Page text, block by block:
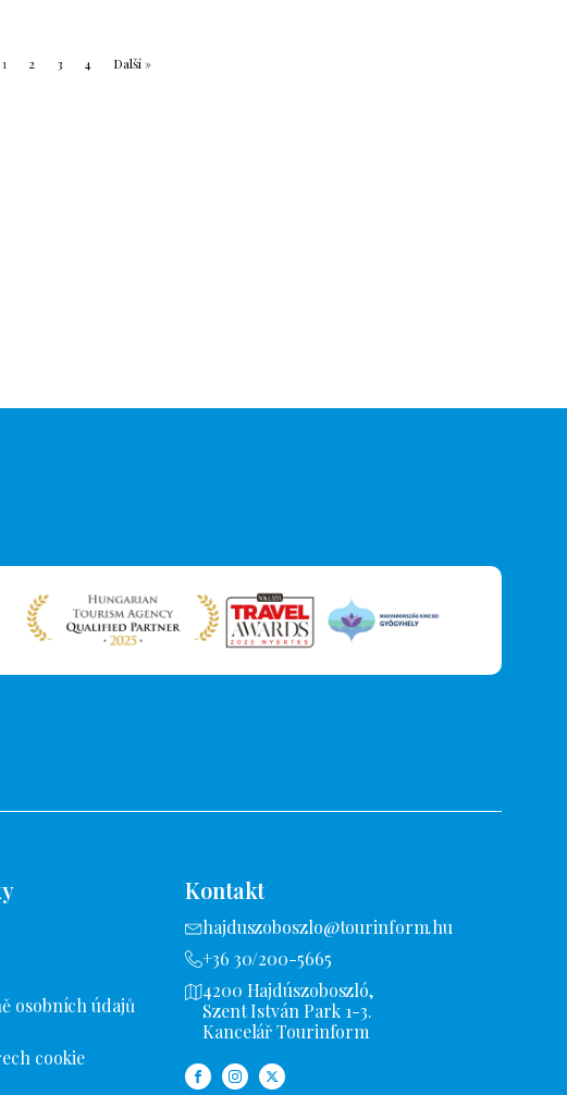
1 2 3 4 Další »
osobních údajů
cookie
Kontakt
hajduszoboszlo@tourinform.hu
+36 30/200-5665
4200 Hajdúszoboszló,
Szent István Park 1-3.
Kancelář Tourinform